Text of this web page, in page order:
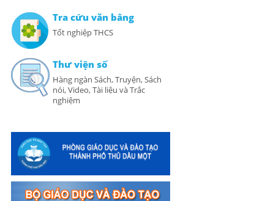
Tra cứu văn bằng
Tốt nghiệp THCS
Thư viện số
Hàng ngàn Sách, Truyện, Sách
nói, Video, Tài liệu và Trắc
nghiệm